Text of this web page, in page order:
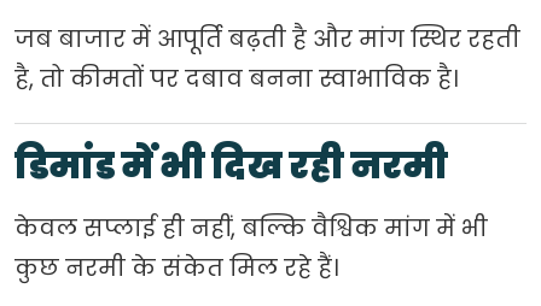
जब बाजार में आपूर्ति बढ़ती है और मांग स्थिर रहती
है, तो कीमतों पर दबाव बनना स्वाभाविक है।
डिमांड में भी दिख रही नरमी
केवल सप्लाई ही नहीं, बल्कि वैश्विक मांग में भी
कुछ नरमी के संकेत मिल रहे हैं।